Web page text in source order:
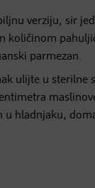
verziju, sir
količinom
parmezan.
ulijte u sterilne
u hladnjaku,